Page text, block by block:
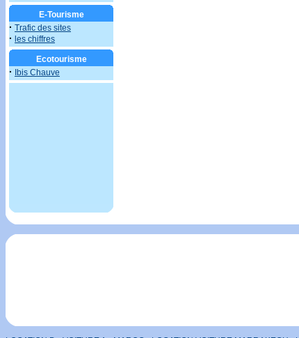
E-Tourisme
· Trafic des sites
· les chiffres
Ecotourisme
· Ibis Chauve